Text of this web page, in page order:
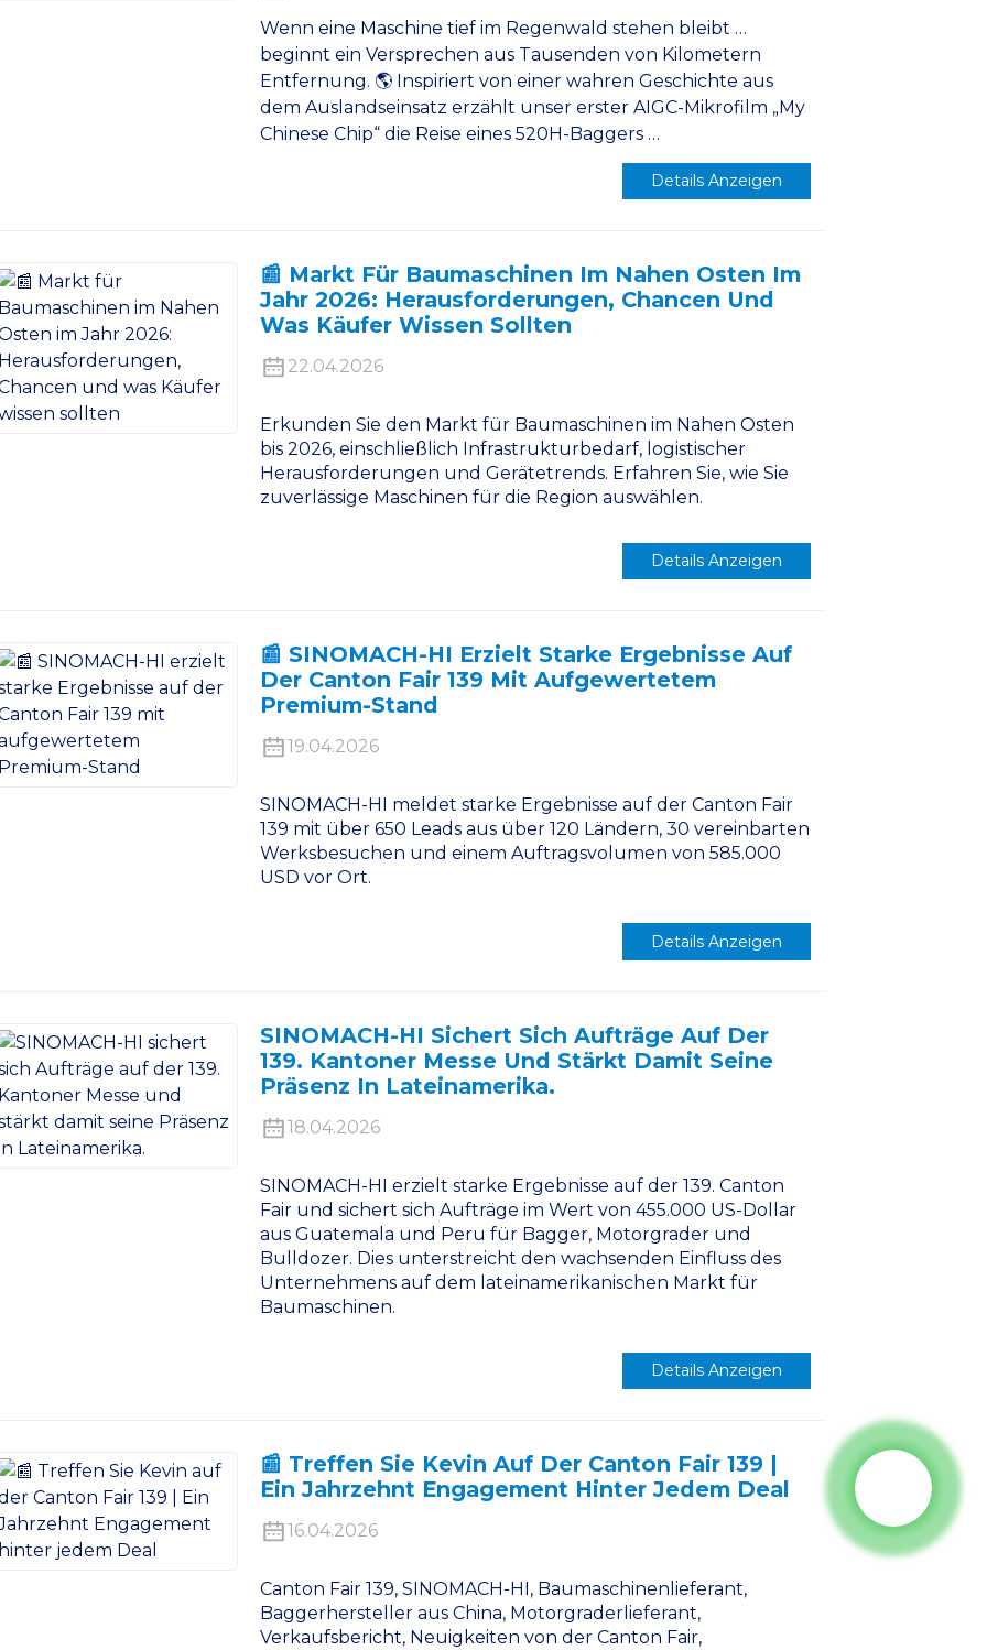
Wenn eine Maschine tief im Regenwald stehen bleibt …
beginnt ein Versprechen aus Tausenden von Kilometern
Entfernung. 🌎 Inspiriert von einer wahren Geschichte aus
dem Auslandseinsatz erzählt unser erster AIGC-Mikrofilm „My
Chinese Chip“ die Reise eines 520H-Baggers …
Details Anzeigen
📰 Markt Für Baumaschinen Im Nahen Osten Im
Jahr 2026: Herausforderungen, Chancen Und
Was Käufer Wissen Sollten
22.04.2026
Erkunden Sie den Markt für Baumaschinen im Nahen Osten
bis 2026, einschließlich Infrastrukturbedarf, logistischer
Herausforderungen und Gerätetrends. Erfahren Sie, wie Sie
zuverlässige Maschinen für die Region auswählen.
Details Anzeigen
📰 SINOMACH-HI Erzielt Starke Ergebnisse Auf
Der Canton Fair 139 Mit Aufgewertetem
Premium-Stand
19.04.2026
SINOMACH-HI meldet starke Ergebnisse auf der Canton Fair
139 mit über 650 Leads aus über 120 Ländern, 30 vereinbarten
Werksbesuchen und einem Auftragsvolumen von 585.000
USD vor Ort.
Details Anzeigen
SINOMACH-HI Sichert Sich Aufträge Auf Der
139. Kantoner Messe Und Stärkt Damit Seine
Präsenz In Lateinamerika.
18.04.2026
SINOMACH-HI erzielt starke Ergebnisse auf der 139. Canton
Fair und sichert sich Aufträge im Wert von 455.000 US-Dollar
aus Guatemala und Peru für Bagger, Motorgrader und
Bulldozer. Dies unterstreicht den wachsenden Einfluss des
Unternehmens auf dem lateinamerikanischen Markt für
Baumaschinen.
Details Anzeigen
📰 Treffen Sie Kevin Auf Der Canton Fair 139 |
Ein Jahrzehnt Engagement Hinter Jedem Deal
16.04.2026
Canton Fair 139, SINOMACH-HI, Baumaschinenlieferant,
Baggerhersteller aus China, Motorgraderlieferant,
Verkaufsbericht, Neuigkeiten von der Canton Fair,